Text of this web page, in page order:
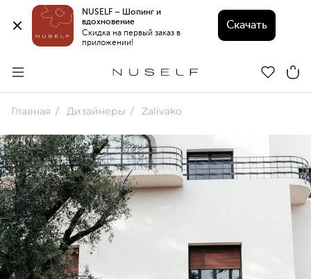
NUSELF – Шопинг и
вдохновение
Скидка на первый заказ в
приложении!
Скачать
Главная Дизайнеры Zalivako